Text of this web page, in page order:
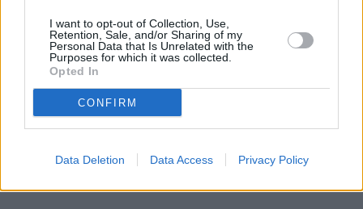
I want to opt-out of Collection, Use,
Retention, Sale, and/or Sharing of my
Personal Data that Is Unrelated with the
Purposes for which it was collected.
Opted In
CONFIRM
Data Deletion Data Access Privacy Policy